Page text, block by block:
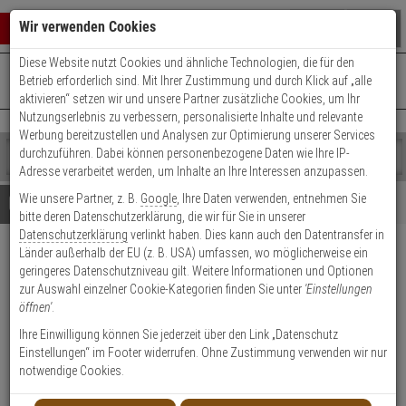
0 ARTIKEL IM WARENKORB
Ihr Warenkorb ist momentan leer.
Ergebnisse ()
Fertig
Shop
durchsuchen
Bitte
geben
Sie
mindestens
Zeichen
ein,
um
Suche
Es
wurde
noch
Kategorien
Suche
gestartet
+49 (0)821 899 493-0Mo. - Do.: 8:00 - 16:30 | Fr.: 8:00 - 14:00 Uhr
Kontaktservice nutzen
Details Beratung
Hanwha PND-A7082RV IP-
Kamera 4MP T/N PoE+ IR IK10
Produktmerkmale
NEU
Wir verwenden Cookies
Diese Website nutzt Cookies und ähnliche Technologien, die für den
Betrieb erforderlich sind. Mit Ihrer Zustimmung und durch Klick auf „alle
aktivieren“ setzen wir und unsere Partner zusätzliche Cookies, um Ihr
Nutzungserlebnis zu verbessern, personalisierte Inhalte und relevante
Werbung bereitzustellen und Analysen zur Optimierung unserer Services
durchzuführen. Dabei können personenbezogene Daten wie Ihre IP-
Adresse verarbeitet werden, um Inhalte an Ihre Interessen anzupassen.
Wie unsere Partner, z. B. Google , Ihre Daten verwenden, entnehmen Sie
bitte deren Datenschutzerklärung, die wir für Sie in unserer
Datenschutzerklärung verlinkt haben. Dies kann auch den Datentransfer in
Länder außerhalb der EU (z. B. USA) umfassen, wo möglicherweise ein
geringeres Datenschutzniveau gilt. Weitere Informationen und Optionen
zur Auswahl einzelner Cookie-Kategorien finden Sie unter 'Einstellungen
öffnen'.
Ihre Einwilligung können Sie jederzeit über den Link „Datenschutz
Einstellungen“ im Footer widerrufen. Ohne Zustimmung verwenden wir nur
notwendige Cookies.